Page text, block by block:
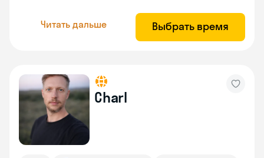
Читать дальше Выбрать время
Charl